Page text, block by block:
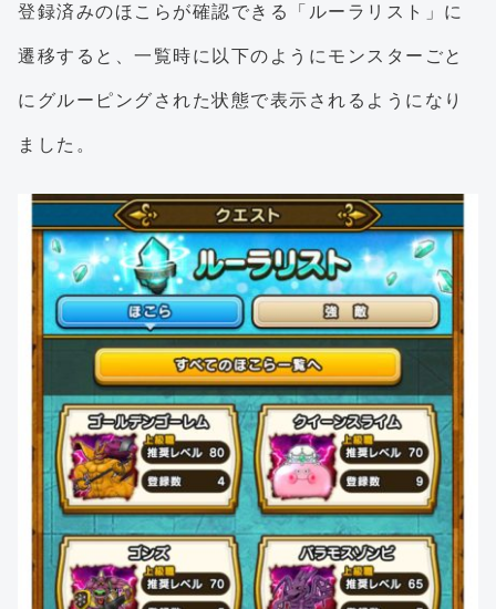
登録済みのほこらが確認できる「ルーラリスト」に
遷移すると、一覧時に以下のようにモンスターごと
にグルーピングされた状態で表示されるようになり
ました。